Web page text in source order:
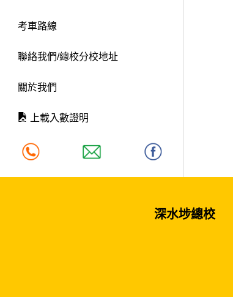
考車路線
聯絡我們/總校分校地址
關於我們
上載入數證明
深水埗總校